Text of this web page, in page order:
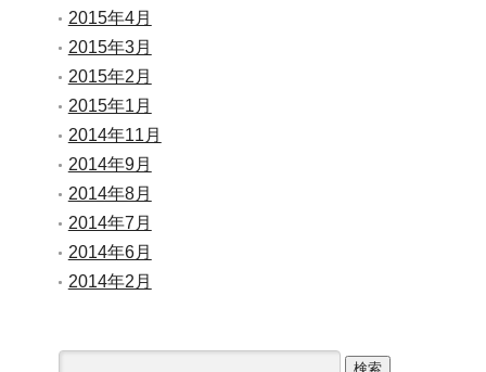
2015年4月
2015年3月
2015年2月
2015年1月
2014年11月
2014年9月
2014年8月
2014年7月
2014年6月
2014年2月